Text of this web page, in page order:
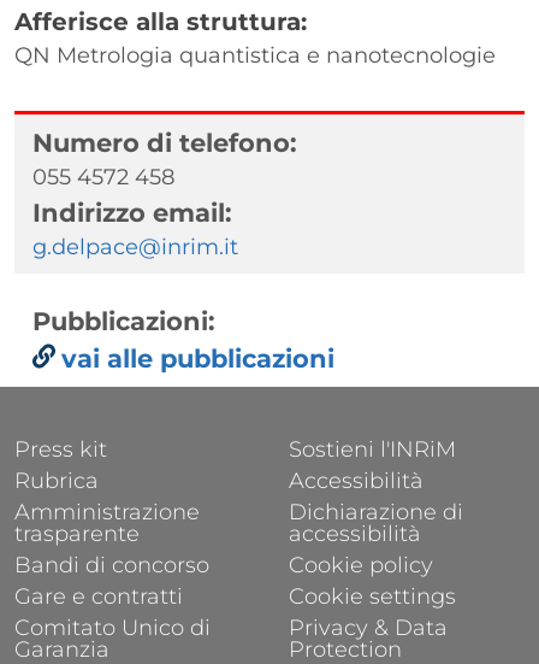
Afferisce alla struttura:
QN Metrologia quantistica e nanotecnologie
Numero di telefono:
055 4572 458
Indirizzo email:
g.delpace@inrim.it
Pubblicazioni:
vai alle pubblicazioni
FOOTER 1
Press kit
Rubrica
Amministrazione
trasparente
Bandi di concorso
Gare e contratti
Comitato Unico di
Garanzia
FOOTER 2
Sostieni l'INRiM
Accessibilità
Dichiarazione di
accessibilità
Cookie policy
Cookie settings
Privacy & Data
Protection